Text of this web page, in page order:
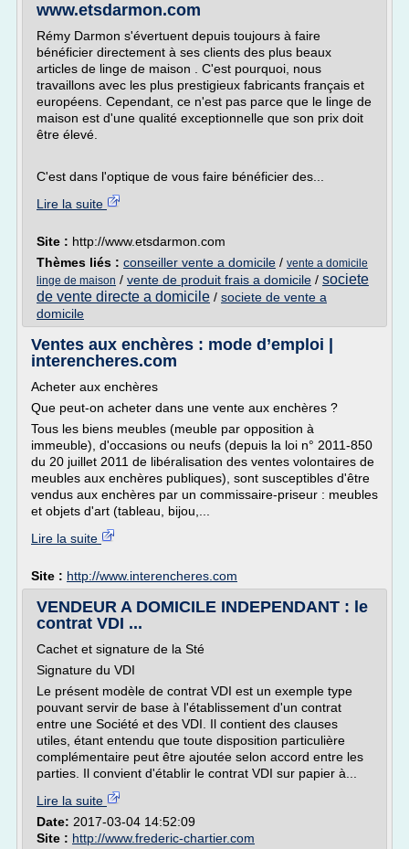
www.etsdarmon.com
Rémy Darmon s'évertuent depuis toujours à faire
bénéficier directement à ses clients des plus beaux
articles de linge de maison . C'est pourquoi, nous
travaillons avec les plus prestigieux fabricants français et
européens. Cependant, ce n'est pas parce que le linge de
maison est d'une qualité exceptionnelle que son prix doit
être élevé.
C'est dans l'optique de vous faire bénéficier des...
Lire la suite
Site : http://www.etsdarmon.com
Thèmes liés : conseiller vente a domicile / vente a domicile
linge de maison / vente de produit frais a domicile / societe
de vente directe a domicile / societe de vente a
domicile
Ventes aux enchères : mode d’emploi |
interencheres.com
Acheter aux enchères
Que peut-on acheter dans une vente aux enchères ?
Tous les biens meubles (meuble par opposition à
immeuble), d'occasions ou neufs (depuis la loi n° 2011-850
du 20 juillet 2011 de libéralisation des ventes volontaires de
meubles aux enchères publiques), sont susceptibles d'être
vendus aux enchères par un commissaire-priseur : meubles
et objets d'art (tableau, bijou,...
Lire la suite
Site : http://www.interencheres.com
VENDEUR A DOMICILE INDEPENDANT : le
contrat VDI ...
Cachet et signature de la Sté
Signature du VDI
Le présent modèle de contrat VDI est un exemple type
pouvant servir de base à l'établissement d'un contrat
entre une Société et des VDI. Il contient des clauses
utiles, étant entendu que toute disposition particulière
complémentaire peut être ajoutée selon accord entre les
parties. Il convient d'établir le contrat VDI sur papier à...
Lire la suite
Date: 2017-03-04 14:52:09
Site : http://www.frederic-chartier.com